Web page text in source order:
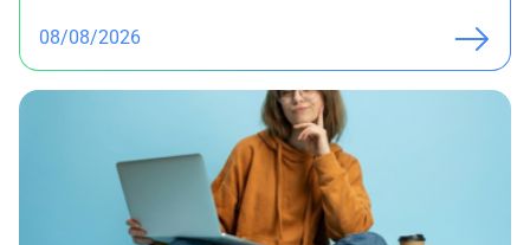
08/08/2026